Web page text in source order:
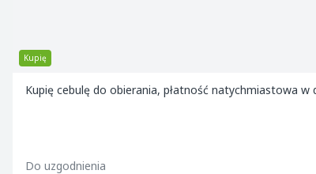
Kupię
Kupię cebulę do obierania, płatność natychmiastowa w
Do uzgodnienia